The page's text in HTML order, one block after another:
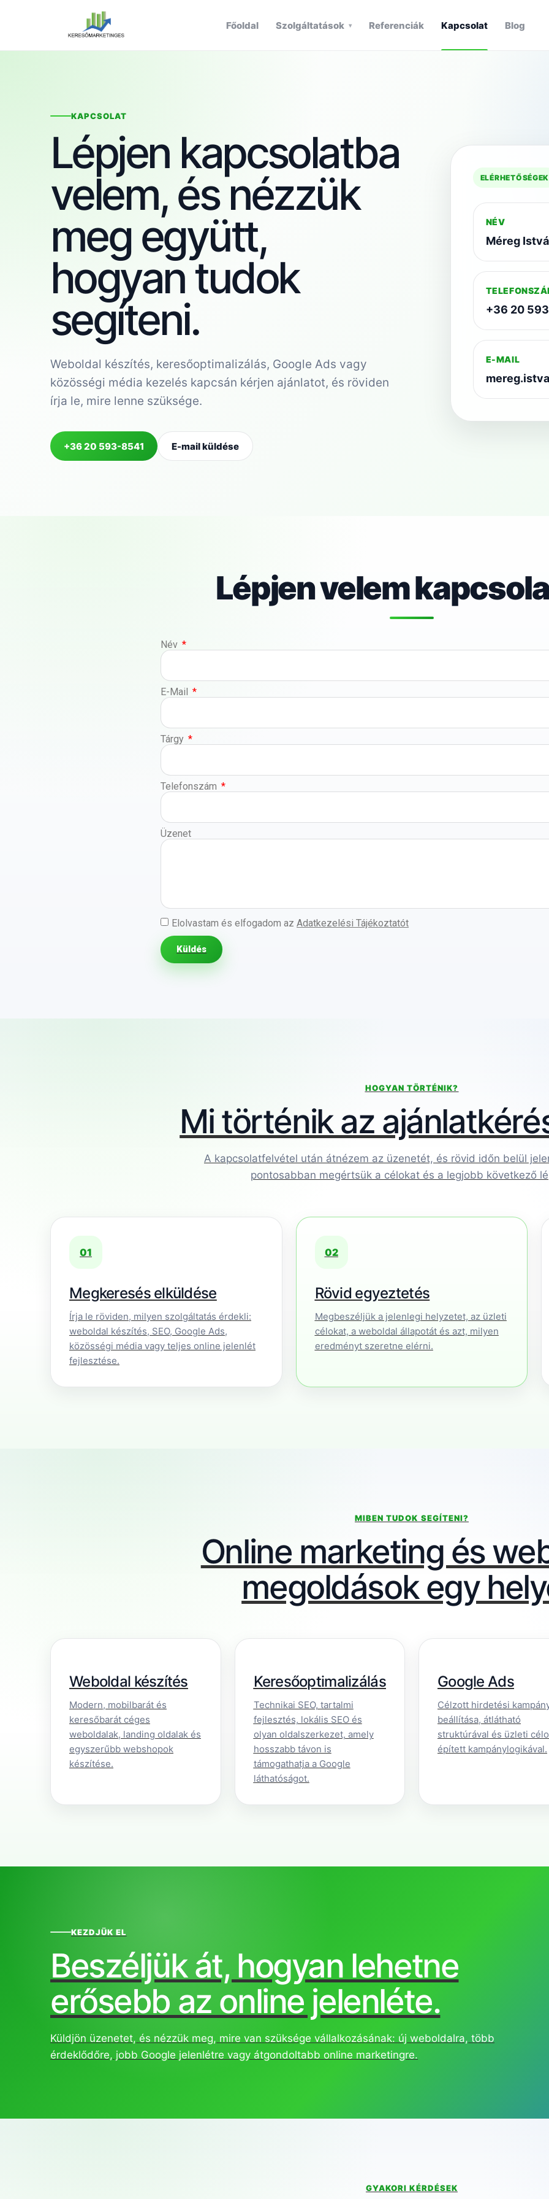
Főoldal Szolgáltatások ▾ Referenciák Kapcsolat Blog
KAPCSOLAT
Lépjen kapcsolatba
velem, és nézzük
meg együtt,
hogyan tudok
segíteni.
Weboldal készítés, keresőoptimalizálás, Google Ads vagy
közösségi média kezelés kapcsán kérjen ajánlatot, és röviden
írja le, mire lenne szüksége.
+36 20 593-8541 E-mail küldése
ELÉRHETŐSÉGEK
NÉV
Méreg
+36 20
E-MAIL
Lépjen velem
Név
E-Mail
Tárgy
Telefonszám
Üzenet
Elolvastam és elfogadom azAdatkezelési Tájékoztatót
Küldés
HOGYAN TÖRTÉNIK?
Mi történik az
A kapcsolatfelvétel után átnézem az üzenetét, és rövid időn belül
pontosabban megértsük a célokat és a legjobb következő
01
Megkeresés elküldése
Írja le röviden, milyen szolgáltatás érdekli:
weboldal készítés, SEO, Google Ads,
közösségi média vagy teljes online jelenlét
fejlesztése.
02
Rövid egyeztetés
Megbeszéljük a jelenlegi helyzetet, az üzleti
célokat, a weboldal állapotát és azt, milyen
eredményt szeretne elérni.
MIBEN TUDOK SEGÍTENI?
Online marketing és
megoldások egy
Weboldal készítés
Modern, mobilbarát és
keresőbarát céges
weboldalak, landing oldalak és
egyszerűbb webshopok
készítése.
Keresőoptimalizálás
Technikai SEO, tartalmi
fejlesztés, lokális SEO és
olyan oldalszerkezet, amely
hosszabb távon is
támogathatja a Google
láthatóságot.
Google Ads
Célzott hirdetési
beállítása, átlátható
struktúrával és üzleti
épített kampánylogikával.
KEZDJÜK EL
Beszéljük át, hogyan lehetne
erősebb az online jelenléte.
Küldjön üzenetet, és nézzük meg, mire van szüksége vállalkozásának: új weboldalra, több
érdeklődőre, jobb Google jelenlétre vagy átgondoltabb online marketingre.
GYAKORI KÉRDÉSEK